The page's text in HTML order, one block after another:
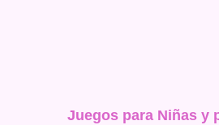
Juegos para Niñas y